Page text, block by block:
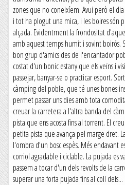
zones que no coneixíem. Avui però el
i tot ha plogut una mica, i les boires són
alçada. Evidentment la frondositat
amb aquest temps humit i sovint boirós.
bon grup d'amics des de l'encantador
costat d'un bonic estany que els veïns i
passejar, banyar-se o practicar esport.
càmping del poble, que té unes bones
permet passar uns dies amb tota
creuar la carretera a l'altra banda del
pista que ens acosta fins al torrent. El
petita pista que avança pel marge dret.
l'ombra d'un bosc espès. Més endavant
corriol agradable i ciclable. La pujada es
passem a tocar d'un dels revolts de la
superar una forta pujada fins al coll dels...